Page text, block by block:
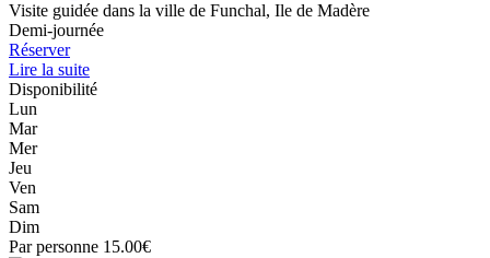
Visite guidée dans la ville de Funchal, Ile de Madère
Demi-journée
Réserver
Lire la suite
Disponibilité
Lun
Mar
Mer
Jeu
Ven
Sam
Dim
Par personne 15.00€